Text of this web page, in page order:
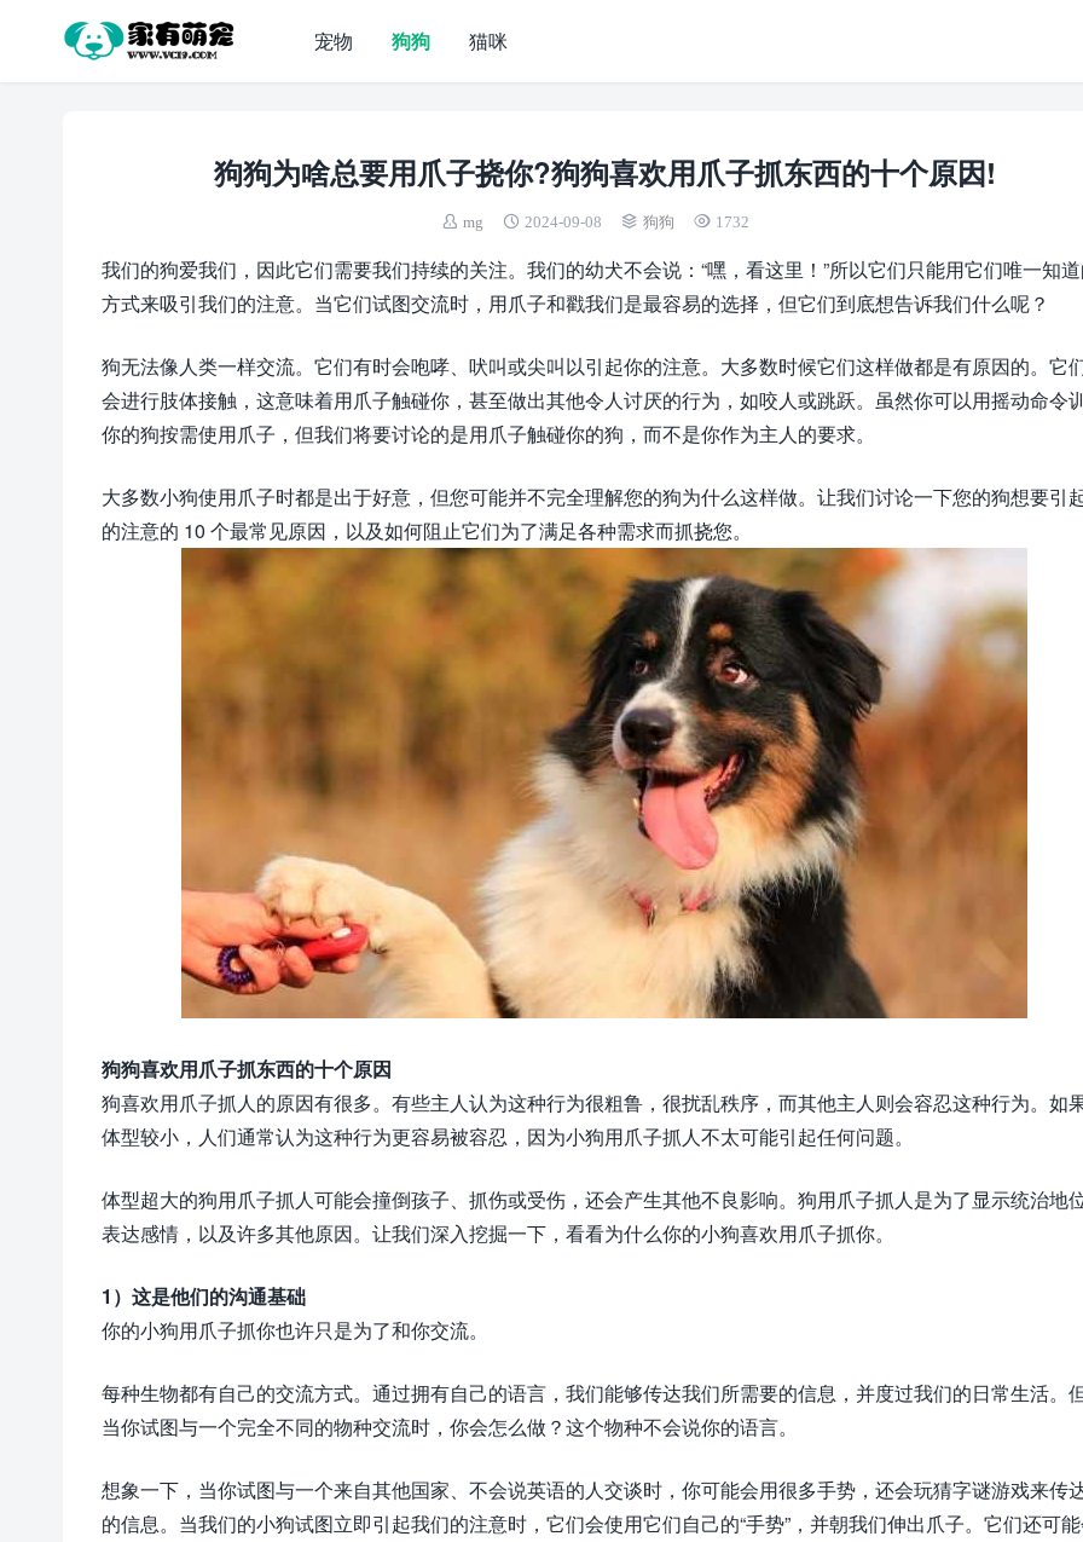
宠物 狗狗 猫咪
狗狗为啥总要用爪子挠你?狗狗喜欢用爪子抓东西的十个原因!
mg 2024-09-08 狗狗 1732
我们的狗爱我们，因此它们需要我们持续的关注。我们的幼犬不会说：“嘿，看这里！”所以它们只能用它们唯一知
方式来吸引我们的注意。当它们试图交流时，用爪子和戳我们是最容易的选择，但它们到底想告诉我们什么呢？
狗无法像人类一样交流。它们有时会咆哮、吠叫或尖叫以引起你的注意。大多数时候它们这样做都是有原因的。它
会进行肢体接触，这意味着用爪子触​​碰你，甚至做出其他令人讨厌的行为，如咬人或跳跃。虽然你可以用摇动命令
你的狗按需使用爪子，但我们将要讨论的是用爪子触碰你的狗，而不是你作为主人的要求。
大多数小狗使用爪子时都是出于好意，但您可能并不完全理解您的狗为什么这样做。让我们讨论一下您的狗想要引
的注意的 10 个最常见原因，以及如何阻止它们为了满足各种需求而抓挠您。
狗狗喜欢用爪子抓东西的十个原因
狗喜欢用爪子抓人的原因有很多。有些主人认为这种行为很粗鲁，很扰乱秩序，而其他主人则会容忍这种行为。如
体型较小，人们通常认为这种行为更容易被容忍，因为小狗用爪子抓人不太可能引起任何问题。
体型超大的狗用爪子抓人可能会撞倒孩子、抓伤或受伤，还会产生其他不良影响。狗用爪子抓人是为了显示统治地位
表达感情，以及许多其他原因。让我们深入挖掘一下，看看为什么你的小狗喜欢用爪子抓你。
1）这是他们的沟通基础
你的小狗用爪子抓你也许只是为了和你交流。
每种生物都有自己的交流方式。通过拥有自己的语言，我们能够传达我们所需要的信息，并度过我们的日常生活。
当你试图与一个完全不同的物种交流时，你会怎么做？这个物种不会说你的语言。
想象一下，当你试图与一个来自其他国家、不会说英语的人交谈时，你可能会用很多手势，还会玩猜字谜游戏来传
的信息。当我们的小狗试图立即引起我们的注意时，它们会使用它们自己的“手势”，并朝我们伸出爪子。它们还可